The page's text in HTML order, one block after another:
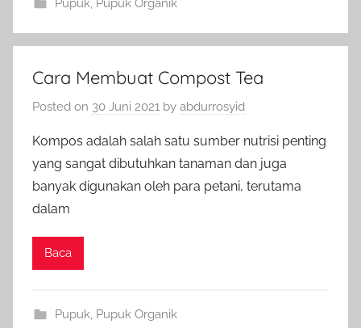
Pupuk, Pupuk Organik
Cara Membuat Compost Tea
Posted on 30 Juni 2021 by abdurrosyid
Kompos adalah salah satu sumber nutrisi penting
yang sangat dibutuhkan tanaman dan juga
banyak digunakan oleh para petani, terutama
dalam
Baca
Pupuk, Pupuk Organik